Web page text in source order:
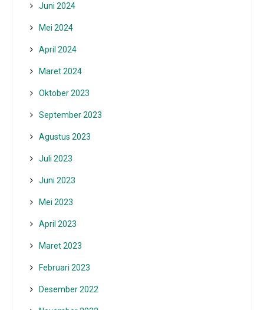
Juni 2024
Mei 2024
April 2024
Maret 2024
Oktober 2023
September 2023
Agustus 2023
Juli 2023
Juni 2023
Mei 2023
April 2023
Maret 2023
Februari 2023
Desember 2022